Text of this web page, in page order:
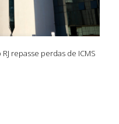
repasse perdas de ICMS